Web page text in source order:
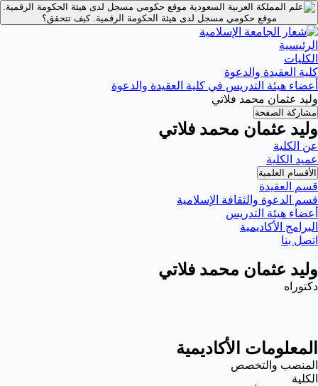
موقع حكومي مسجل لدى هيئة الحكومة الرقمية.
موقع حكومي مسجل لدى هيئة الحكومة الرقمية.كيف تتحقق؟
الرئيسية
الكليات
كلية العقيدة والدعوة
أعضاء هيئة التدريس في كلية العقيدة والدعوة
وليد عثمان محمد فلاتي
مشاركة الصفحة
وليد عثمان محمد فلاتي
عن الكلية
عميد الكلية
الأقسام العلمية
قسم العقيدة
قسم الدعوة والثقافة الإسلامية
أعضاء هيئة التدريس
البرامج الأكاديمية
اتصل بنا
وليد عثمان محمد فلاتي
دكتوراه
المعلومات الأكاديمية
المنصب والتخصص
الكلية